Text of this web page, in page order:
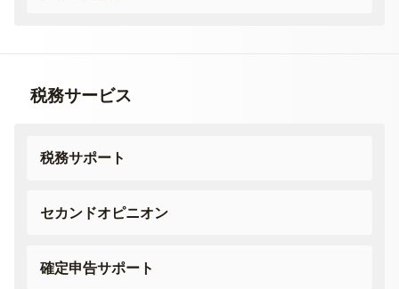
税務サービス
税務サポート
セカンドオピニオン
確定申告サポート